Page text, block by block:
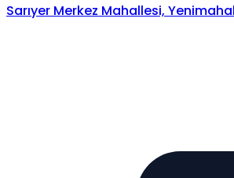
Sarıyer Merkez Mahallesi,